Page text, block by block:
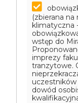
(zbierana na
klimatyczna
wstęp do
imprezy
tranzytowe.
uczestników
dowód